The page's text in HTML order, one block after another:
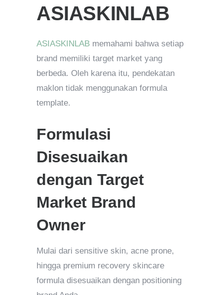
ASIASKINLAB
ASIASKINLAB memahami bahwa setiap
brand memiliki target market yang
berbeda. Oleh karena itu, pendekatan
maklon tidak menggunakan formula
template.
Formulasi
Disesuaikan
dengan Target
Market Brand
Owner
Mulai dari sensitive skin, acne prone,
hingga premium recovery skincare
formula disesuaikan dengan positioning